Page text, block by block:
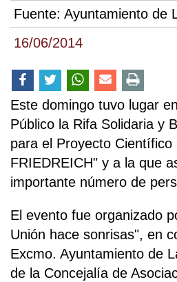
16/06/2014
Fuente: Ayuntamiento de
Este domingo tuvo lugar
Público la Rifa Solidaria y
para el Proyecto Científico
FRIEDREICH" y a la que
importante número de
El evento fue organizado
Unión hace sonrisas", en
Excmo. Ayuntamiento de
de la Concejalía de